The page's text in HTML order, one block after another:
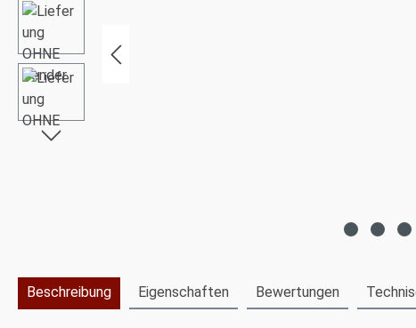
Beschreibung Eigenschaften Bewertungen